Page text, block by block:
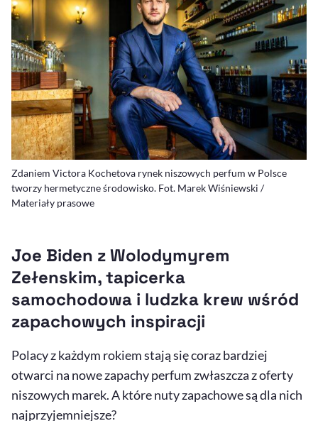
Zdaniem Victora Kochetova rynek niszowych perfum w Polsce
tworzy hermetyczne środowisko. Fot. Marek Wiśniewski /
Materiały prasowe
Joe Biden z Wolodymyrem
Zełenskim, tapicerka
samochodowa i ludzka krew wśród
zapachowych inspiracji
Polacy z każdym rokiem stają się coraz bardziej
otwarci na nowe zapachy perfum zwłaszcza z oferty
niszowych marek. A które nuty zapachowe są dla nich
najprzyjemniejsze?